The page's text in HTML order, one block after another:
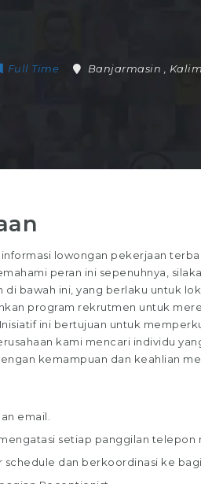
Full Time Banjarmasin
lowongan pekerjaan
peran ini sepenuhnya,
bawah ini, yang berlaku untuk
program rekrutmen untuk
ini bertujuan untuk
kami mencari individu
kemampuan dan keahlian
email.
setiap panggilan telepon
schedule dan berkoordinasi ke